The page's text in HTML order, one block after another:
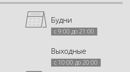
Будни
с 9:00 до 21:00
Выходные
с 10:00 до 20:00